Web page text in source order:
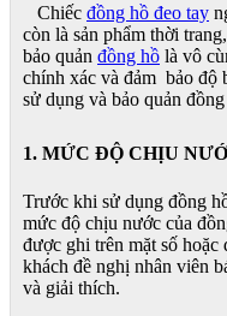
Chiếc đồng hồ đeo tay
còn là sản phẩm thời
bảo quản đồng hồ là vô
chính xác và đảm bảo độ
sử dụng và bảo quản
1. MỨC ĐỘ CHỊU
Trước khi sử dụng đồng
mức độ chịu nước của
được ghi trên mặt số
khách đề nghị nhân viên
và giải thích.